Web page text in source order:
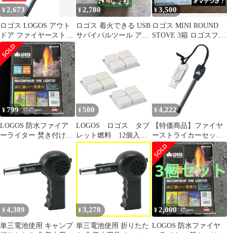
¥ 2,673
ロゴス LOGOS アウト
ドア ファイヤーストラ
イカーセット グッズ ギ
ア 火おこし 極太 ロン
グ 初心者 キャンプ キ
ャンプファイヤー BBQ
81064225 -
¥2,780
ロゴス 着火できる USB
サバイバルツール アウ
¥3,500
ロゴス MINI ROUND
STOVE 3箱 ロゴスファ
イヤーライター セット
¥799
LOGOS 防水ファイア
ーライター 焚き付け21
¥ 500
LOGOS ロゴス タブ
レット燃料 12個入
即点火 83010109
¥ 4,222
【特価商品】ファイヤ
ーストライカーセット
ロゴス(LOGOS)
81064225
¥ 4,389
単三電池使用 キャンプ
¥ 3,278
単三電池使用 折りたた
¥2,000
LOGOS 防水ファイヤ